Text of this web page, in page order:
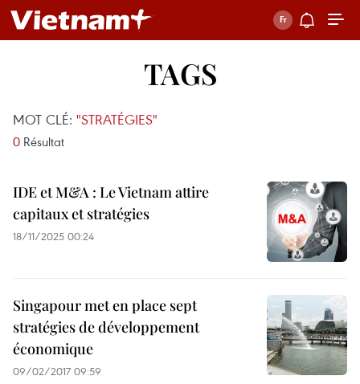
TAGS
MOT CLÉ: "STRATÉGIES"
0 Résultat
IDE et M&A : Le Vietnam attire
capitaux et stratégies
18/11/2025 00:24
Singapour met en place sept
stratégies de développement
économique
09/02/2017 09:59